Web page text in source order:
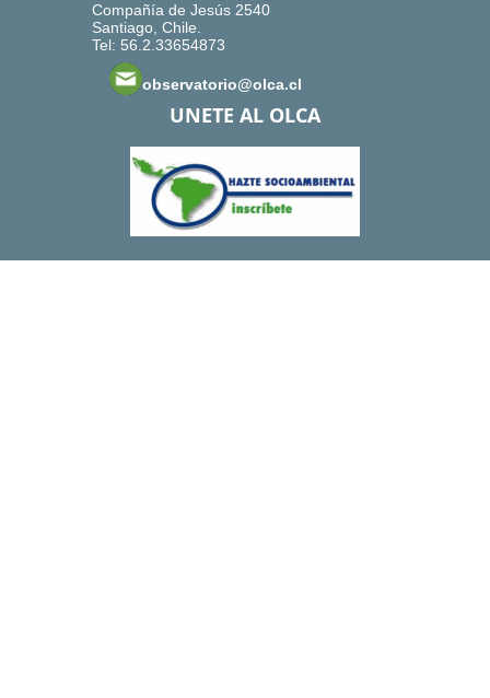
Compañía de Jesús 2540
Santiago, Chile.
Tel: 56.2.33654873
observatorio@olca.cl
UNETE AL OLCA